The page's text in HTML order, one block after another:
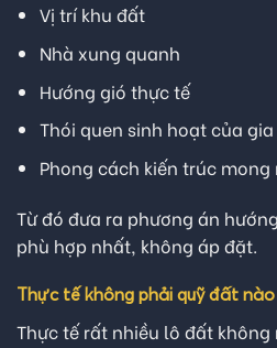
Vị trí khu đất
Nhà xung quanh
Hướng gió thực tế
Thói quen sinh hoạt của
Phong cách kiến trúc mong
Từ đó đưa ra phương án
phù hợp nhất, không áp đặt.
Thực tế không phải quỹ đất
Thực tế rất nhiều lô đất không